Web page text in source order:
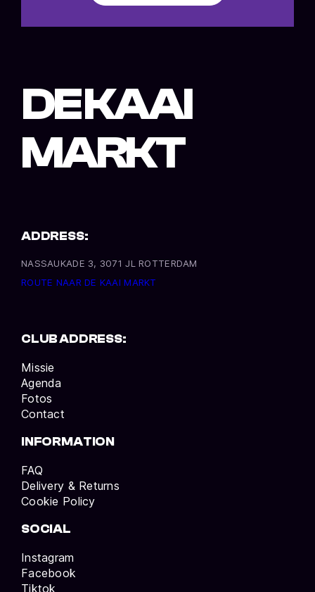
DE KAAI
MARKT
ADDRESS:
NASSAUKADE 3, 3071 JL ROTTERDAM
ROUTE NAAR DE KAAI MARKT
CLUB ADDRESS:
Missie
Agenda
Fotos
Contact
INFORMATION
FAQ
Delivery & Returns
Cookie Policy
SOCIAL
Instagram
Facebook
Tiktok